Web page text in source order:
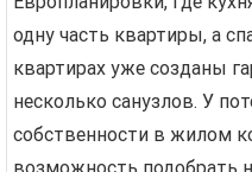
одну часть квартиры, а
квартирах уже созданы
несколько санузлов. У
собственности в жилом
возможность подобрать